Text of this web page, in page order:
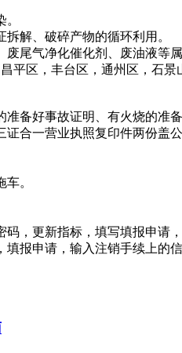
解、破碎产物的循环利用。
气净化催化剂、废油液等
区，丰台区，通州区，石景
好事故证明、有火烧的准备
一营业执照复印件两份盖
。
更新指标，填写填报申请，
申请，输入注销手续上的